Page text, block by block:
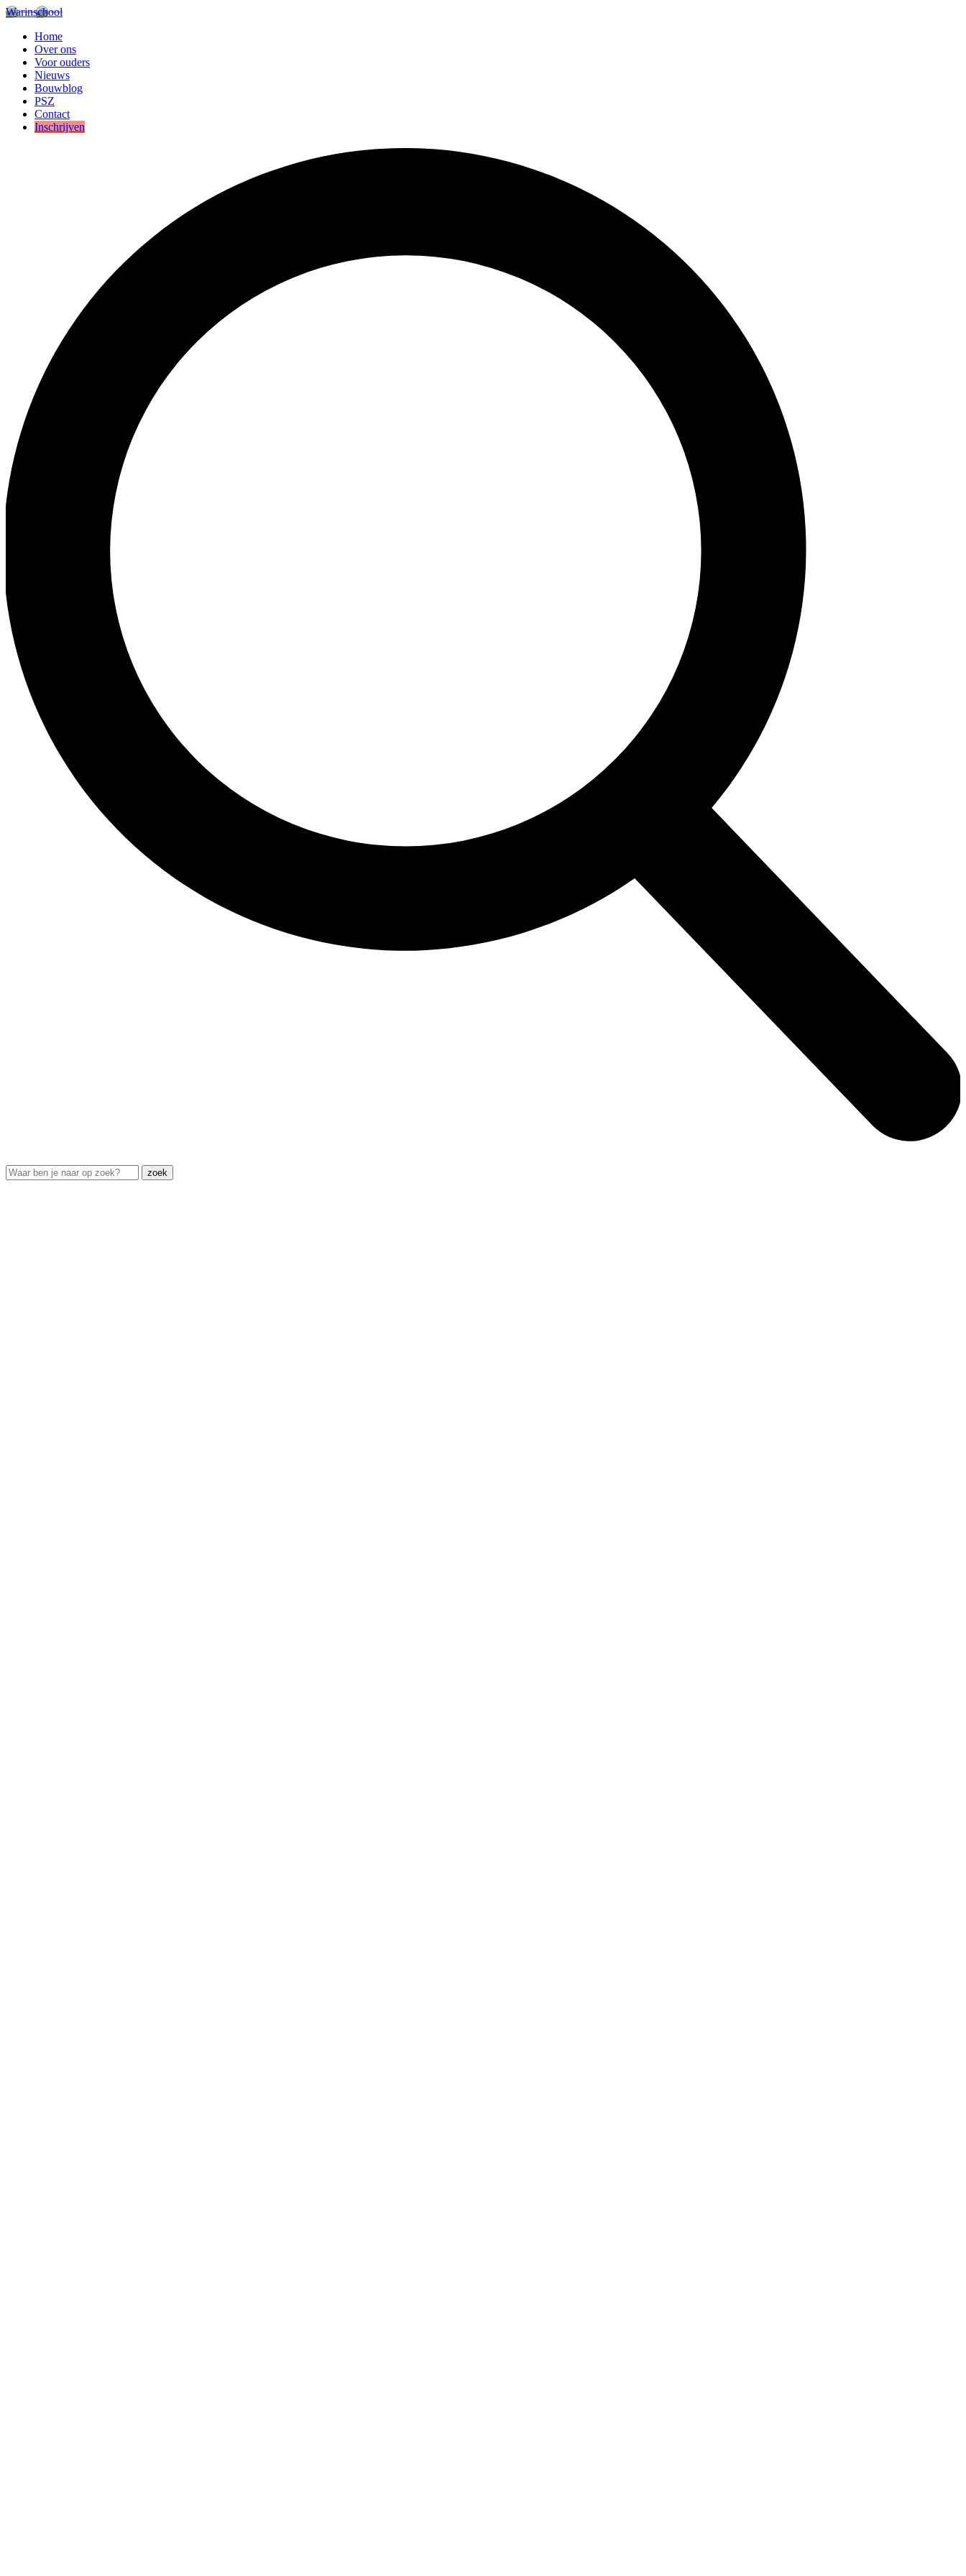
Warinschool
Home
Over ons
Voor ouders
Nieuws
Bouwblog
PSZ
Contact
Inschrijven